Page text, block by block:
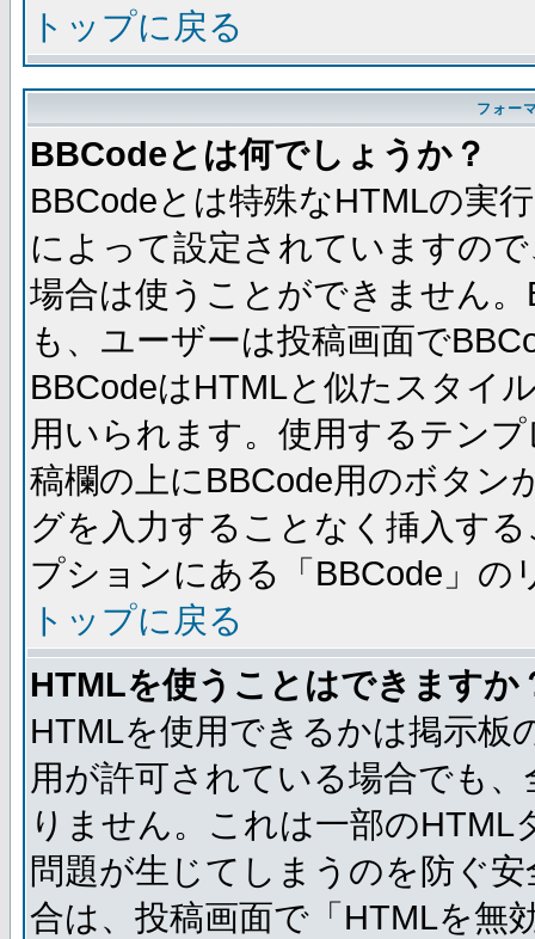
トップに戻る
フォー
BBCodeとは何でしょうか？
BBCodeとは特殊なHTMLの実
によって設定されていますの
場合は使うことができません
も、ユーザーは投稿画面で
BBCodeはHTMLと似たスタイ
用いられます。使用するテン
稿欄の上にBBCode用のボタン
グを入力することなく挿入す
プションにある「BBCode」
トップに戻る
HTMLを使うことはできますか
HTMLを使用できるかは掲示板
用が許可されている場合でも
りません。これは一部の
問題が生じてしまうのを防ぐ
合は、投稿画面で「HTMLを無